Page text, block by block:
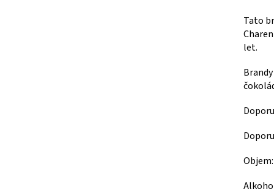
Tato
let.